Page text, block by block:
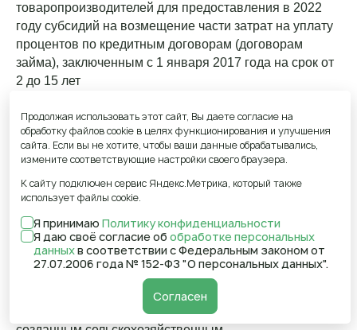
товаропроизводителей для предоставления в 2022
году субсидий на возмещение части затрат на уплату
процентов по кредитным договорам (договорам
займа), заключенным с 1 января 2017 года на срок от
2 до 15 лет
25.10.2022 - Объявлен отбор получателей субсидий на
компенсацию части затрат, связанных с оплатой
очередных лизинговых платежей по заключенным
договорам лизинга (сублизинга) или арендных
платежей по заключенным договорам аренды
Подробнее...
25.10.2022 - Объявлен отбор получателей
субсидиидля предоставления субсидий
сельскохозяйственным товаропроизводителям, вновь
Продолжая использовать этот сайт, Вы даете согласие на
обработку файлов cookie в целях функционирования и улучшения
сайта. Если вы не хотите, чтобы ваши данные обрабатывались,
измените соответствующие настройки своего браузера.
К сайту подключен сервис Яндекс.Метрика, который также
использует файлы cookie.
Я принимаю Политику конфиденциальности
Я даю своё согласие об обработке персональных
данныхв соответствии с Федеральным законом от
27.07.2006 года № 152-ФЗ "О персональных данных".
Согласен